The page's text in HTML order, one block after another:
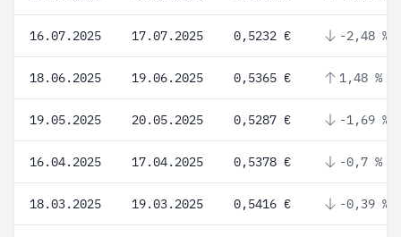
16.07.2025 17.07.2025 0,5232 € -2,48 %
18.06.2025 19.06.2025 0,5365 € 1,48 %
19.05.2025 20.05.2025 0,5287 € -1,69 %
16.04.2025 17.04.2025 0,5378 € -0,7 %
18.03.2025 19.03.2025 0,5416 € -0,39 %